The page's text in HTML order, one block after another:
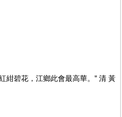
紺碧花，江鄉此會最高華。” 清 黃